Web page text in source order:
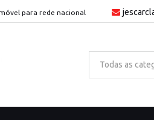
para rede nacional